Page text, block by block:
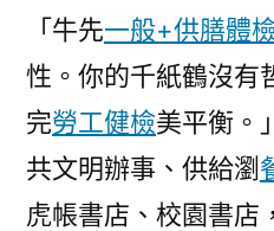
「牛先一般+供膳體
性。你的千紙鶴沒有
完勞工健檢美平衡。
共文明辦事、供給瀏
虎帳書店、校園書店